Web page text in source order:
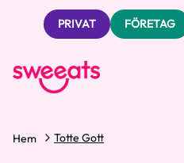
PRIVAT FÖRETAG
Hem Totte Gott